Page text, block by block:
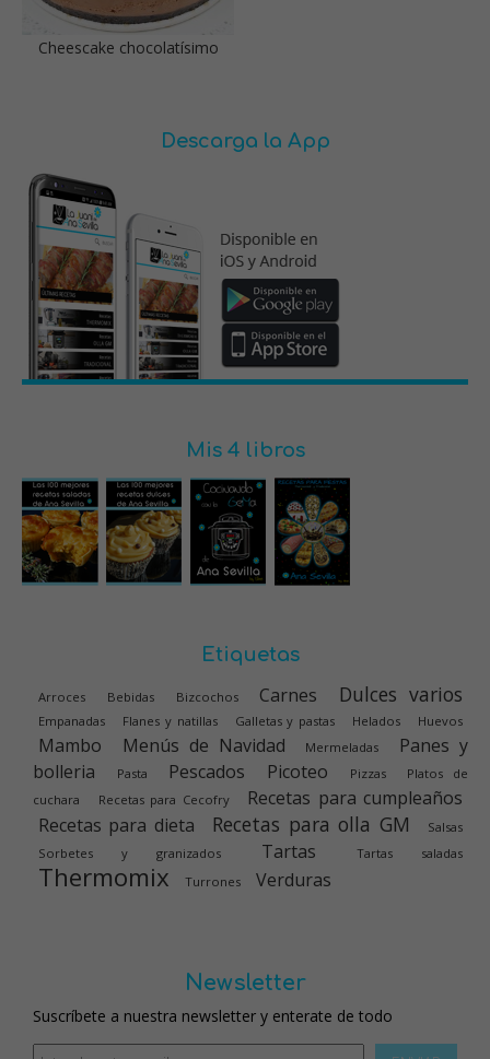
Cheescake chocolatísimo
Descarga la App
Mis 4 libros
Etiquetas
Arroces Bebidas Bizcochos Carnes Dulces varios
Empanadas Flanes y natillas Galletas y pastas Helados Huevos
Mambo Menús de Navidad Mermeladas
Panes y
bolleria
Pasta Pescados Picoteo Pizzas
Platos de
cuchara
Recetas para Cecofry
Recetas para cumpleaños
Recetas para dieta
Recetas para olla GM
Salsas
Sorbetes y granizados
Tartas Tartas saladas
Thermomix Turrones Verduras
Newsletter
Suscríbete a nuestra newsletter y enterate de todo